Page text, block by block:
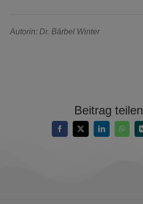
Autorin: Dr. Bärbel Winter
Beitrag teilen